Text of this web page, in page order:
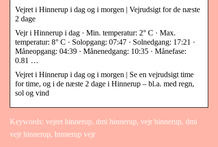
Vejret i Hinnerup i dag og i morgen | Vejrudsigt for de næste
2 dage
Vejr i Hinnerup i dag · Min. temperatur: 2° C · Max.
temperatur: 8° C · Solopgang: 07:47 · Solnedgang: 17:21 ·
Måneopgang: 04:39 · Månenedgang: 10:35 · Månefase:
0.81 …
Vejret i Hinnerup i dag og i morgen | Se en vejrudsigt time
for time, og i de næste 2 dage i Hinnerup – bl.a. med regn,
sol og vind
Keywords: vejret hinnerup, dmi hinnerup, vejr hinnerup, dmi
vejr hinnerup, hinnerup vejr